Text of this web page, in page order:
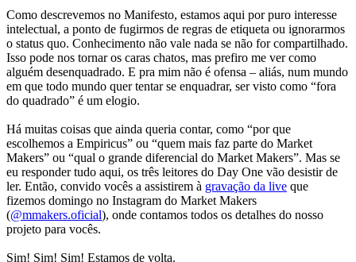
Como descrevemos no Manifesto, estamos aqui por puro interesse
intelectual, a ponto de fugirmos de regras de etiqueta ou ignorarmos
o status quo. Conhecimento não vale nada se não for compartilhado.
Isso pode nos tornar os caras chatos, mas prefiro me ver como
alguém desenquadrado. E pra mim não é ofensa – aliás, num mundo
em que todo mundo quer tentar se enquadrar, ser visto como “fora
do quadrado” é um elogio.
Há muitas coisas que ainda queria contar, como “por que
escolhemos a Empiricus” ou “quem mais faz parte do Market
Makers” ou “qual o grande diferencial do Market Makers”. Mas se
eu responder tudo aqui, os três leitores do Day One vão desistir de
ler. Então, convido vocês a assistirem à gravação da live que
fizemos domingo no Instagram do Market Makers
(@mmakers.oficial), onde contamos todos os detalhes do nosso
projeto para vocês.
Sim! Sim! Sim! Estamos de volta.